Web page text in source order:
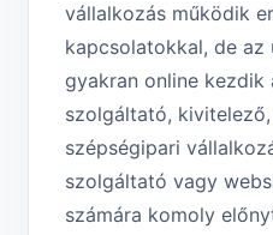
vállalkozás működik
kapcsolatokkal, de az
gyakran online kezdik
szolgáltató,
szépségipari
szolgáltató vagy
számára komoly